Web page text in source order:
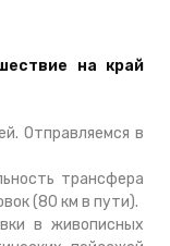
на край
Отправляемся в
трансфера
(80 км в пути).
в живописных